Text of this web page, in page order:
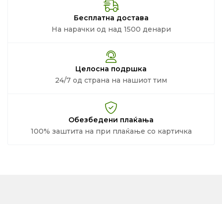
Бесплатна достава
На нарачки од над 1500 денари
Целосна подршка
24/7 од страна на нашиот тим
Обезбедени плаќања
100% заштита на при плаќање со картичка